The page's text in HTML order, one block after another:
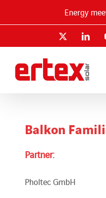
Energy
Balkon
Partner:
Pholtec GmbH